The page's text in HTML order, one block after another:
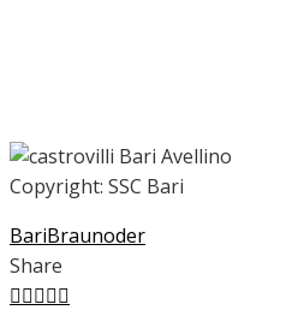
Serie B
Video
Copyright: SSC Bari
BariBraunoder
Share
Facebook
Twitter
LinkedIn
Pinterest
Stumbleupon